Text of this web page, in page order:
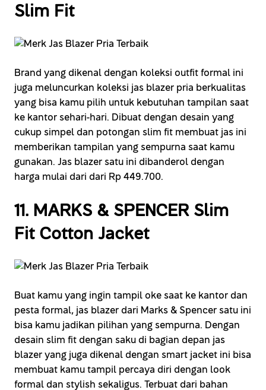
Slim Fit
Brand yang dikenal dengan koleksi outfit formal ini
juga meluncurkan koleksi jas blazer pria berkualitas
yang bisa kamu pilih untuk kebutuhan tampilan saat
ke kantor sehari-hari. Dibuat dengan desain yang
cukup simpel dan potongan slim fit membuat jas ini
memberikan tampilan yang sempurna saat kamu
gunakan. Jas blazer satu ini dibanderol dengan
harga mulai dari dari Rp 449.700.
11. MARKS & SPENCER Slim
Fit Cotton Jacket
Buat kamu yang ingin tampil oke saat ke kantor dan
pesta formal, jas blazer dari Marks & Spencer satu ini
bisa kamu jadikan pilihan yang sempurna. Dengan
desain slim fit dengan saku di bagian depan jas
blazer yang juga dikenal dengan smart jacket ini bisa
membuat kamu tampil percaya diri dengan look
formal dan stylish sekaligus. Terbuat dari bahan